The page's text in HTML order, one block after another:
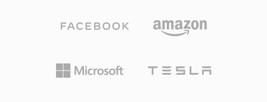
sản xuất thường xuyên làm việc với tài liệu
dạng dài, chất lượng cao, W64 mang lại độ tin
hạn kích thước gây khó chịu.
lý là một trong những thế mạnh nổi bật của
không đòi hỏi CPU cao, giữ nhẹ nhàng ngay cả
trên phần cứng cũ. Cấu trúc tệp hỗ trợ thẻ siêu